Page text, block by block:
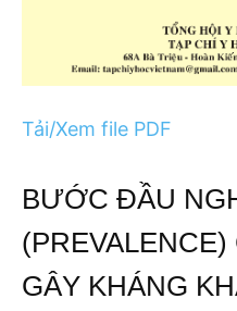
Tải/Xem file PDF
BƯỚC ĐẦU
GÂY KHÁNG